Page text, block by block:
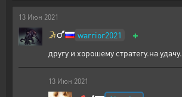
13 Июн 2021
warrior2021 +
другу и хорошему стратегу.на удачу.
13 Июн 2021